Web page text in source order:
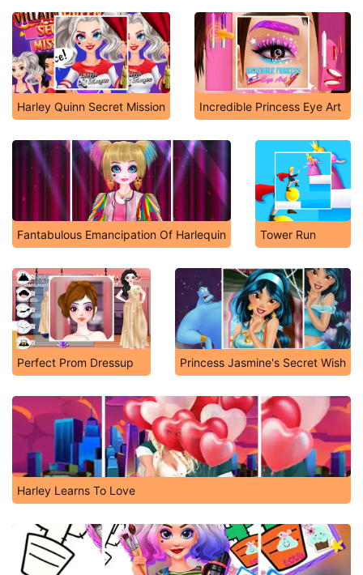
Harley Quinn Secret Mission Incredible Princess Eye Art
Fantabulous Emancipation Of Harlequin Tower Run
Perfect Prom Dressup Princess Jasmine's Secret Wish
Harley Learns To Love